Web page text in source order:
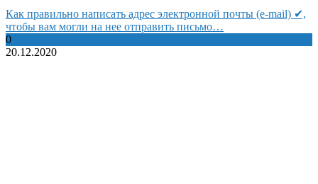
Как правильно написать адрес электронной почты (e-mail) ✔,
чтобы вам могли на нее отправить письмо…
0
20.12.2020